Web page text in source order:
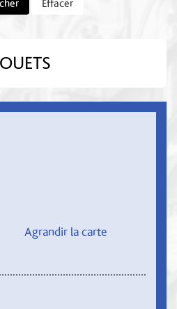
Effacer
Agrandir la carte